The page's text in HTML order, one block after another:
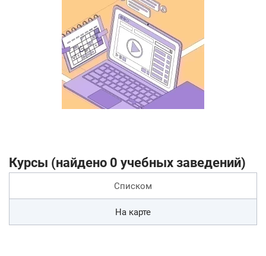
Курсы (найдено 0 учебных заведений)
Списком
На карте